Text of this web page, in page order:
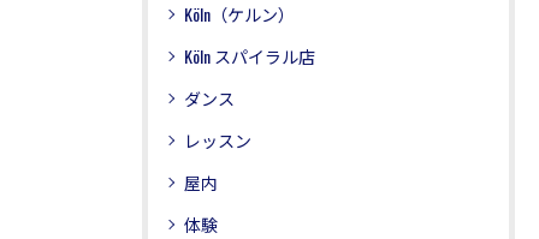
Köln（ケルン）
Köln スパイラル店
ダンス
レッスン
屋内
体験